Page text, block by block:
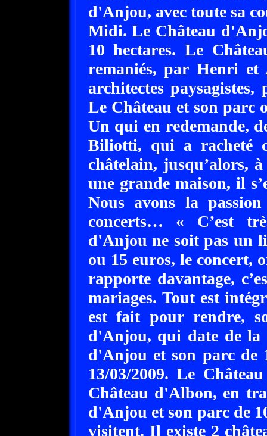
d'Anjou, avec toute sa
Midi. Le Château
10 hectares. Le
remaniés, par Henri et
architectes
Le Château et son parc
Un qui en redemande,
Biliotti, qui a racheté
châtelain, jusqu’alors,
une grande maison, il
Nous avons la
concerts… « C’est
d'Anjou ne soit pas un
ou 15 euros, le concert,
rapporte davantage,
mariages. Tout est
est fait pour rendre,
d'Anjou, qui date de la
d'Anjou et son parc de
13/03/2009. Le
Château d'Albon, en
d'Anjou et son parc de
visitent. Il existe 2